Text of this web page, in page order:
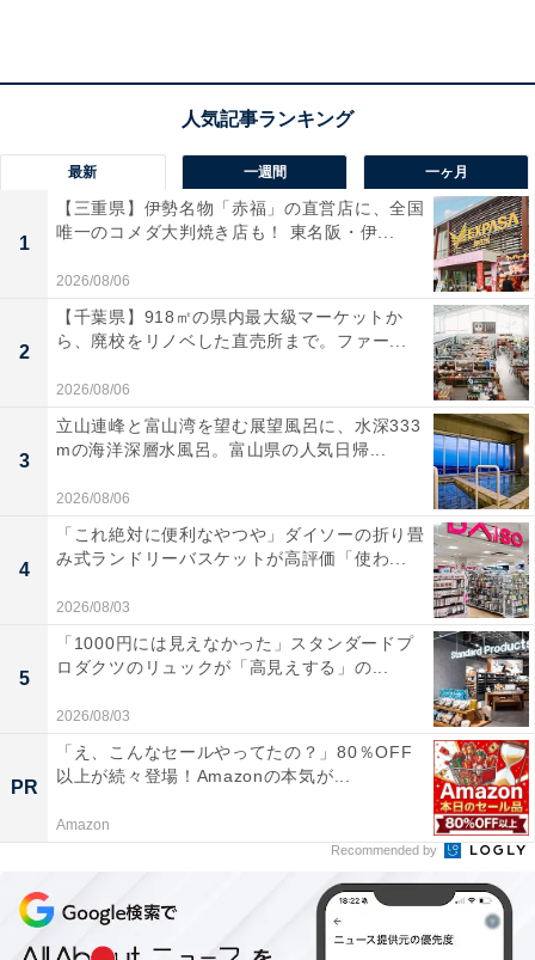
経由して湯川温泉方面へ約10分／JR北上線 ほっとゆだ
駅から湯川温泉行き 湯けむりタクシー約5分
料金
大人1名（参考価格）：公式Webサイトをご確認くださ
※料金は公式Webサイト参考価格
チェックイン・チェックアウト
チェックアウト：11:00
※プランにより時間が異なる可能性があります
あわせて読みたい
【湯川温泉の人気ホテル】「四季彩の宿 ふる
里」は源泉掛け流しと個室で味わう会席料理
最新 一週間 一ヶ月
1
【三重県】伊勢名物「赤福」の直営店に、全国
唯一のコメダ大判焼き店も！ 東名阪・伊...
2026/08/06
2
【千葉県】918㎡の県内最大級マーケットか
ら、廃校をリノベした直売所まで。ファー...
2026/08/06
3
立山連峰と富山湾を望む展望風呂に、水深333
mの海洋深層水風呂。富山県の人気日帰...
2026/08/06
4
「これ絶対に便利なやつや」ダイソーの折り畳
み式ランドリーバスケットが高評価「使わ...
2026/08/03
5
「1000円には見えなかった」スタンダードプ
ロダクツのリュックが「高見えする」の...
2026/08/03
PR
「え、こんなセールやってたの？」80％OFF
以上が続々登場！Amazonの本気が...
Amazon
Recommended by